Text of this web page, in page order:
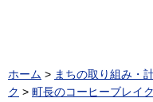
ホーム > まちの取り組み・
ク > 町長のコーヒーブレイ